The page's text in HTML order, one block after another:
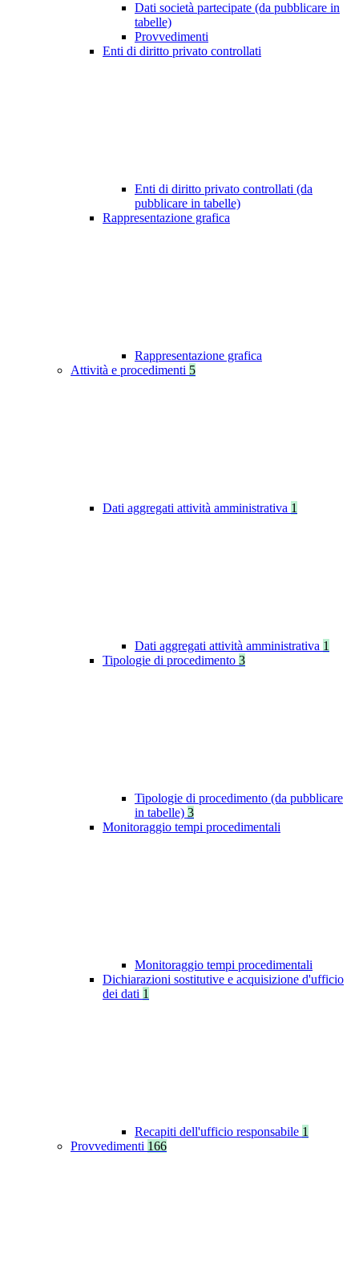
Dati società partecipate (da pubblicare in
tabelle)
Provvedimenti
Enti di diritto privato controllati
Enti di diritto privato controllati (da
pubblicare in tabelle)
Rappresentazione grafica
Rappresentazione grafica
Attività e procedimenti 5
Dati aggregati attività amministrativa 1
Dati aggregati attività amministrativa 1
Tipologie di procedimento 3
Tipologie di procedimento (da pubblicare
in tabelle) 3
Monitoraggio tempi procedimentali
Monitoraggio tempi procedimentali
Dichiarazioni sostitutive e acquisizione d'ufficio
dei dati 1
Recapiti dell'ufficio responsabile 1
Provvedimenti 166